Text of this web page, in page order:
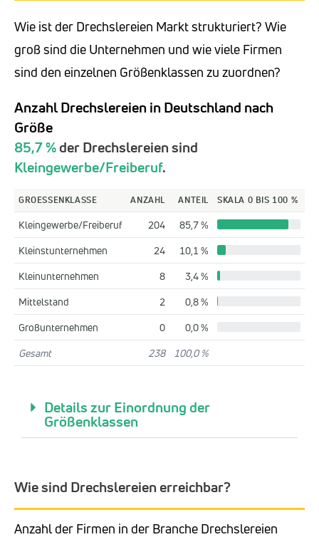
Wie ist der Drechslereien Markt strukturiert? Wie
groß sind die Unternehmen und wie viele Firmen
sind den einzelnen Größenklassen zu zuordnen?
Anzahl Drechslereien in Deutschland nach
Größe
85,7 %der Drechslereien sind
Kleingewerbe/Freiberuf.
GROESSENKLASSE ANZAHL ANTEIL SKALA 0 BIS 100 %
Kleingewerbe/Freiberuf 204
85,7 %
Kleinstunternehmen
24
10,1 %
Kleinunternehmen
8
3,4 %
Mittelstand
2
0,8 %
Großunternehmen
0
0,0 %
Gesamt
238 100,0 %
Details zur Einordnung der
Größenklassen
Wie sind Drechslereien erreichbar?
Anzahl der Firmen in der Branche Drechslereien